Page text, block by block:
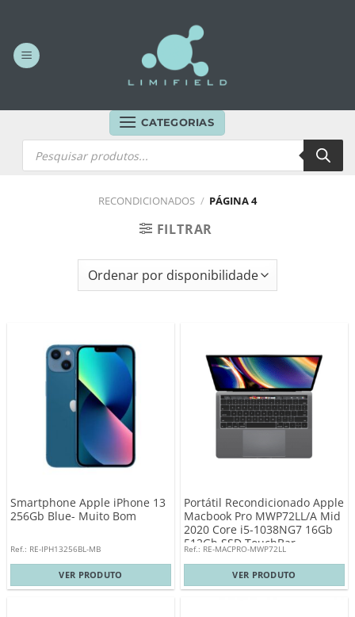
content
CATEGORIAS
Products
search
RECONDICIONADOS / PÁGINA 4
FILTRAR
Smartphone Apple iPhone 13
256Gb Blue- Muito Bom
Ref.: RE-IPH13256BL-MB
VER PRODUTO
Portátil Recondicionado Apple
Macbook Pro MWP72LL/A Mid
2020 Core i5-1038NG7 16Gb
512Gb SSD TouchBar
SpaceGrey – Teclado
Internacional
Ref.: RE-MACPRO-MWP72LL
VER PRODUTO